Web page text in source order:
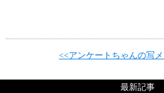
<<アンケートちゃんの写
最新記事